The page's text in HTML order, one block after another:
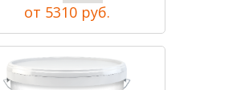
от 5310 руб.